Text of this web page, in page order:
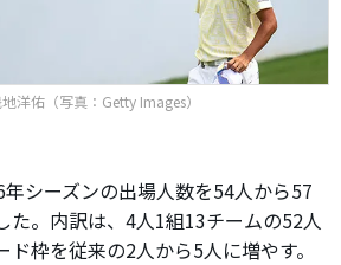
洋佑（写真：Getty Images）
シーズンの出場人数を54人から57
た。内訳は、4人1組13チームの52人
枠を従来の2人から5人に増やす。